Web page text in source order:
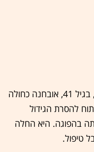
מעט יותר משנה לאחר האונס, לוגן, בגיל 41, אובחנה כחולה
עברה ניתוח להסרת הגידול
בהפוגה. היא החלה
טיפול.